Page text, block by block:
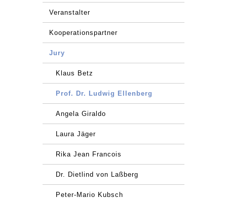
Veranstalter
Kooperationspartner
Jury
Klaus Betz
Prof. Dr. Ludwig Ellenberg
Angela Giraldo
Laura Jäger
Rika Jean Francois
Dr. Dietlind von Laßberg
Peter-Mario Kubsch